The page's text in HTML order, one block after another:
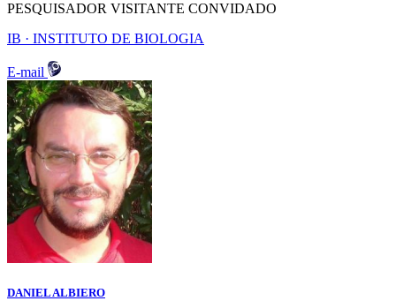
PESQUISADOR VISITANTE CONVIDADO
IB · INSTITUTO DE BIOLOGIA
E-mail
DANIEL ALBIERO